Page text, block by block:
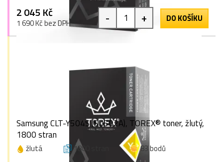
2 045 Kč
1 690 Kč bez DPH - + DO KOŠÍKU
Samsung CLT-Y504S (SU502A), TOREX® toner, žlutý,
1800 stran
žlutá 1800 stran
83 bodů